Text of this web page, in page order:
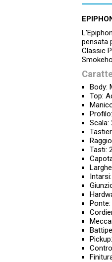
pensata
Classic
Body:
Top:
Scala:
Tasti: